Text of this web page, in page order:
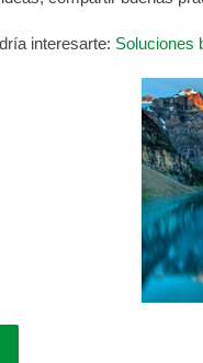
interesarte: Soluciones